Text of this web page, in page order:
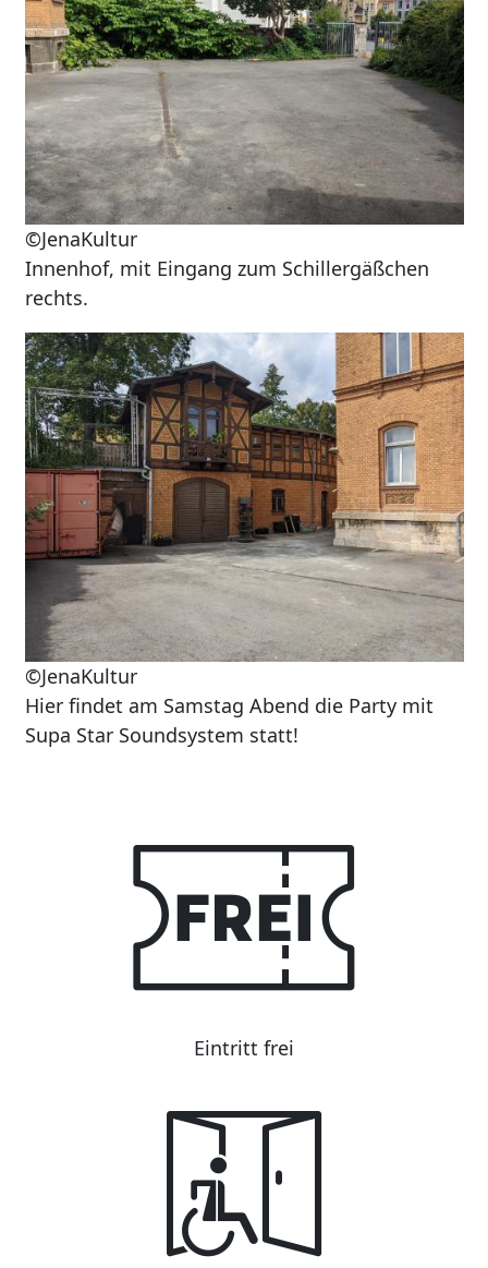
©JenaKultur
Innenhof, mit Eingang zum Schillergäßchen
rechts.
Image
©JenaKultur
Hier findet am Samstag Abend die Party mit
Supa Star Soundsystem statt!
Eintritt frei